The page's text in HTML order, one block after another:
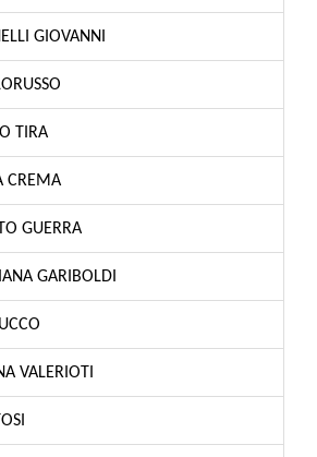
GIOVANNI
TIRA
CREMA
GUERRA
GARIBOLDI
VALERIOTI